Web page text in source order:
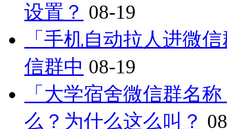
设置？ 08-19
「手机自动拉人进微
信群中 08-19
「大学宿舍微信群名
么？为什么这么叫？